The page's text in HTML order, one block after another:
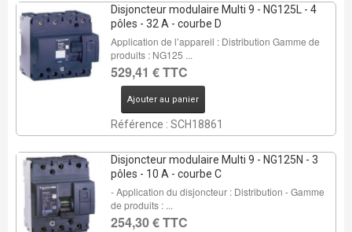
Disjoncteur modulaire Multi 9 - NG125L - 4
pôles - 32 A - courbe D
Application de l’appareil : Distribution Gamme de
produits : NG125 ...
529,41 € TTC
Ajouter au panier
Référence : SCH18861
Disjoncteur modulaire Multi 9 - NG125N - 3
pôles - 10 A - courbe C
- Application du disjoncteur : Distribution - Gamme
de produits : ...
254,30 € TTC